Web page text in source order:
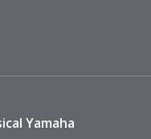
Yamaha